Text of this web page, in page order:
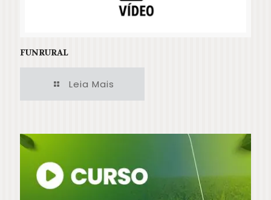
FUNRURAL
Leia Mais